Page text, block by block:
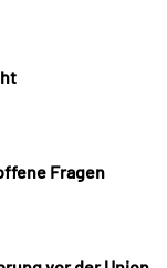
Fragen